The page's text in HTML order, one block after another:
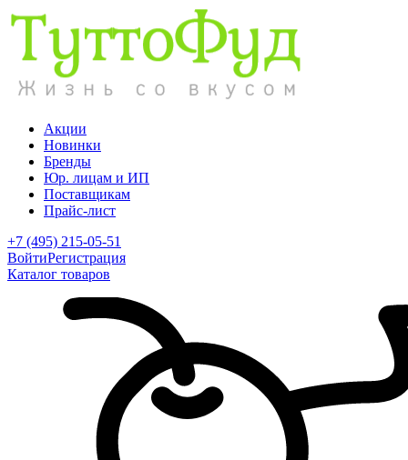
Акции
Новинки
Бренды
Юр. лицам и ИП
Поставщикам
Прайс-лист
+7 (495) 215-05-51
ВойтиРегистрация
Каталог товаров